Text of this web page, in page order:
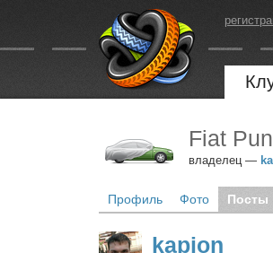
Fiat
владелец —
Профиль Фото Посты
kapion